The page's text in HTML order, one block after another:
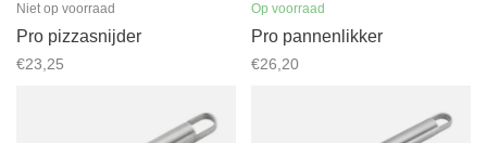
Niet op voorraad
Pro pizzasnijder
€23,25
Op voorraad
Pro pannenlikker
€26,20